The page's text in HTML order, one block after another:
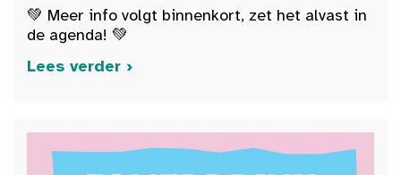
💚 Meer info volgt binnenkort, zet het alvast in
de agenda! 💚
Lees verder ›